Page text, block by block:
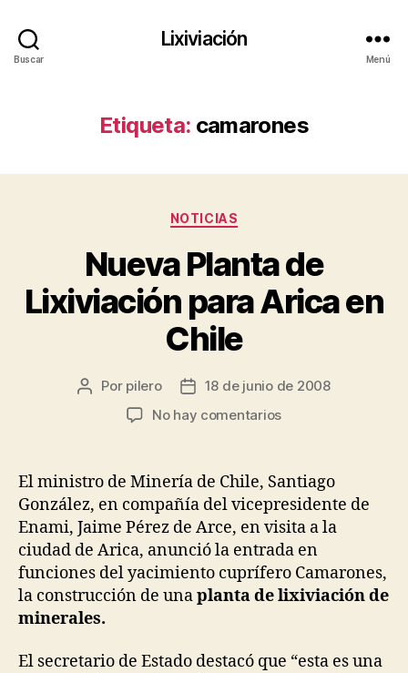
Buscar
Lixiviación
Menú
Etiqueta: camarones
Categorías
NOTICIAS
Nueva Planta de
Lixiviación para Arica en
Chile
Autor
Por pilero
Fecha
la
18 de junio de 2008
No hay comentariosen
Lixiviación
para
Arica
en
Chile
El ministro de Minería de Chile, Santiago
González, en compañía del vicepresidente de
Enami, Jaime Pérez de Arce, en visita a la
ciudad de Arica, anunció la entrada en
funciones del yacimiento cuprífero Camarones,
la construcción de unaplanta de lixiviación de
minerales.
El secretario de Estado destacó que “esta es una